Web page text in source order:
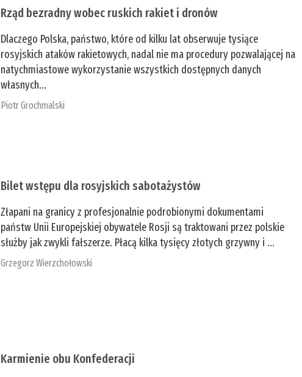
Rząd bezradny wobec ruskich rakiet i dronów
Dlaczego Polska, państwo, które od kilku lat obserwuje tysiące
rosyjskich ataków rakietowych, nadal nie ma procedury pozwalającej na
natychmiastowe wykorzystanie wszystkich dostępnych danych
własnych...
Piotr Grochmalski
Bilet wstępu dla rosyjskich sabotażystów
Złapani na granicy z profesjonalnie podrobionymi dokumentami
państw Unii Europejskiej obywatele Rosji są traktowani przez polskie
służby jak zwykli fałszerze. Płacą kilka tysięcy złotych grzywny i ...
Grzegorz Wierzchołowski
Karmienie obu Konfederacji